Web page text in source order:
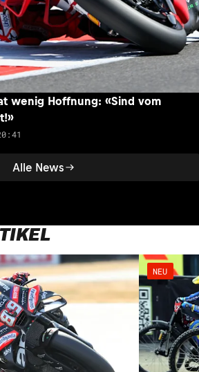
Alle News
wenig Hoffnung: «Sind vom
NEU